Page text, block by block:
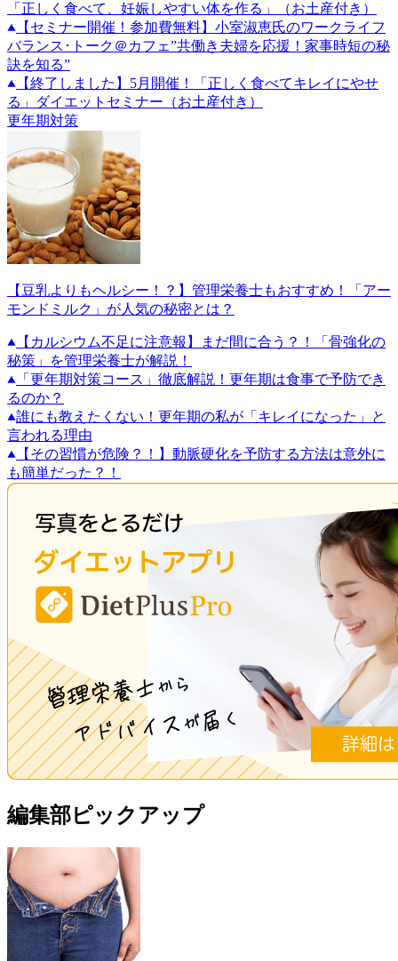
「正しく食べて、妊娠しやすい体を作る」（お土産付き）
【セミナー開催！参加費無料】小室淑恵氏のワークライフ
バランス･トーク＠カフェ”共働き夫婦を応援！家事時短の秘
訣を知る”
【終了しました】5月開催！「正しく食べてキレイにやせ
る」ダイエットセミナー（お土産付き）
更年期対策
【豆乳よりもヘルシー！？】管理栄養士もおすすめ！「アー
モンドミルク」が人気の秘密とは？
【カルシウム不足に注意報】まだ間に合う？！「骨強化の
秘策」を管理栄養士が解説！
「更年期対策コース」徹底解説！更年期は食事で予防でき
るのか？
誰にも教えたくない！更年期の私が「キレイになった」と
言われる理由
【その習慣が危険？！】動脈硬化を予防する方法は意外に
も簡単だった？！
編集部ピックアップ